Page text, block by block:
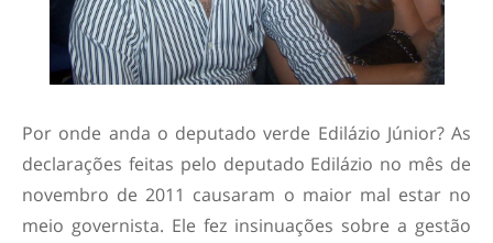
Por onde anda o deputado verde Edilázio Júnior? As
declarações feitas pelo deputado Edilázio no mês de
novembro de 2011 causaram o maior mal estar no
meio governista. Ele fez insinuações sobre a gestão